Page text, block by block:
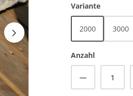
Variante
2000 3000
Anzahl
Produkt